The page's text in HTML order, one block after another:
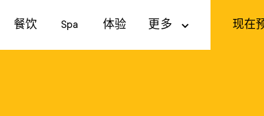
餐饮 Spa 体验 更多 现在